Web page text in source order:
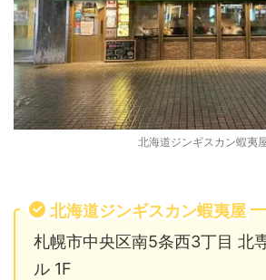
北海道ジンギスカン蝦夷
北海道ジンギスカン蝦夷屋
札幌市中央区南5条西3丁目 北
ル 1F